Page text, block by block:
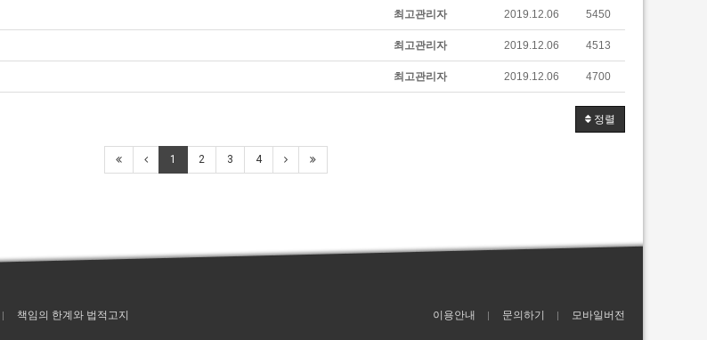
최고관리자 2019.12.06 5450
최고관리자 2019.12.06 4513
최고관리자 2019.12.06 4700
정렬
1 2 3 4
책임의 한계와 법적고지 이용안내 문의하기 모바일버전